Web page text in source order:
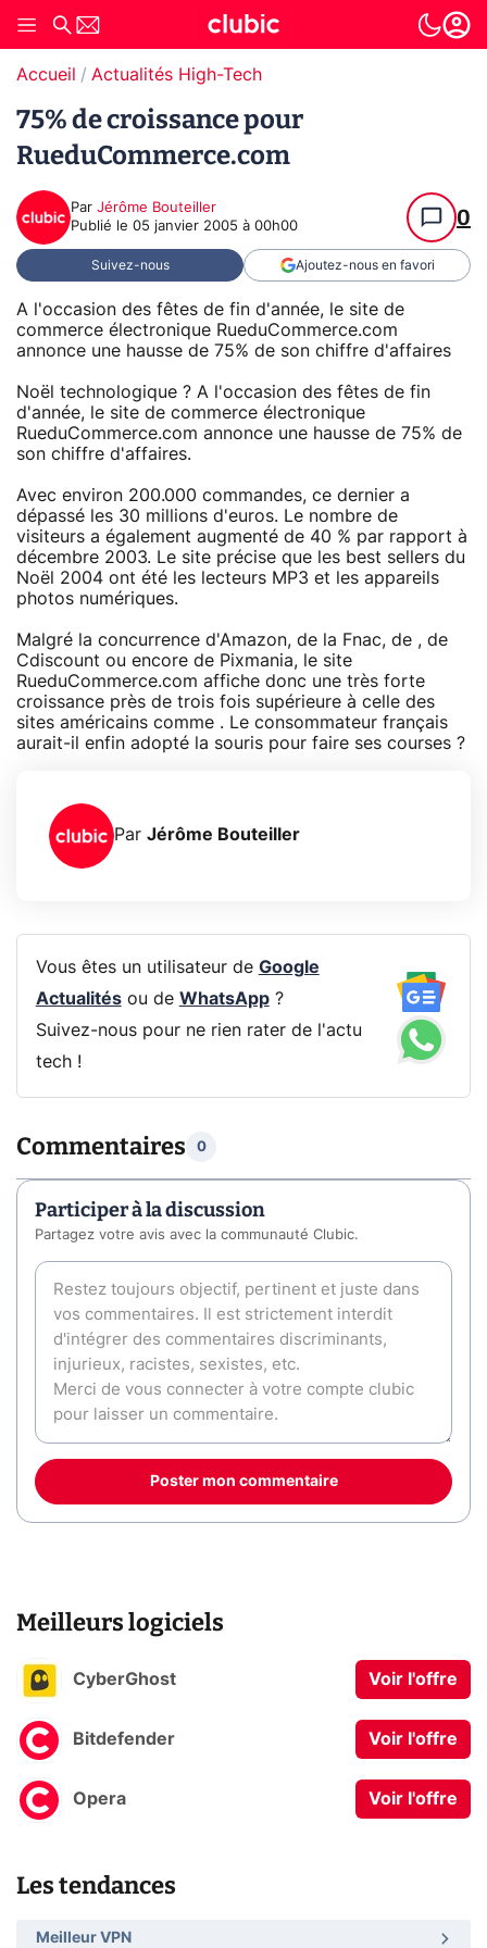
Accueil Actualités High-Tech
75% de croissance pour
RueduCommerce.com
Par Jérôme Bouteiller
Publié le 05 janvier 2005 à 00h00 0
Suivez-nous Ajoutez-nous en favori
A l'occasion des fêtes de fin d'année, le site de
commerce électronique RueduCommerce.com
annonce une hausse de 75% de son chiffre d'affaires
Noël technologique ? A l'occasion des fêtes de fin
d'année, le site de commerce électronique
RueduCommerce.com annonce une hausse de 75% de
son chiffre d'affaires.
Avec environ 200.000 commandes, ce dernier a
dépassé les 30 millions d'euros. Le nombre de
visiteurs a également augmenté de 40 % par rapport à
décembre 2003. Le site précise que les best sellers du
Noël 2004 ont été les lecteurs MP3 et les appareils
photos numériques.
Malgré la concurrence d'Amazon, de la Fnac, de , de
Cdiscount ou encore de Pixmania, le site
RueduCommerce.com affiche donc une très forte
croissance près de trois fois supérieure à celle des
sites américains comme . Le consommateur français
aurait-il enfin adopté la souris pour faire ses courses ?
Par Jérôme Bouteiller
Vous êtes un utilisateur de Google
Actualitésou de WhatsApp?
Suivez-nous pour ne rien rater de l'actu
tech !
Commentaires 0
Participer à la discussion
Partagez votre avis avec la communauté Clubic.
Poster mon commentaire
Meilleurs logiciels
CyberGhost Voir l'offre
Bitdefender Voir l'offre
Opera Voir l'offre
Les tendances
Meilleur VPN